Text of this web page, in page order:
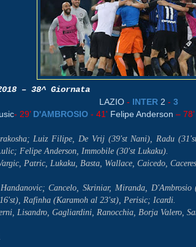
– 38^ Giornata
LAZIO- INTER 2 - 3
- 29’ D'AMBROSIO - 41' Felipe Anderson – 78’
Luiz Filipe, De Vrij (39'st Nani), Radu
Felipe Anderson, Immobile (30'st Lukaku).
Patric, Lukaku, Basta, Wallace, Caicedo,
Cancelo, Skriniar, Miranda,
Rafinha (Karamoh al 23'st), Perisic; Icardi.
Lisandro, Gagliardini, Ranocchia, Borja Valero,